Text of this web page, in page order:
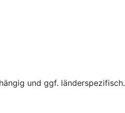
und ggf. länderspezifisch.